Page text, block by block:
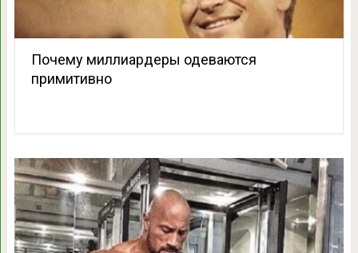
Почему миллиардеры одеваются
примитивно